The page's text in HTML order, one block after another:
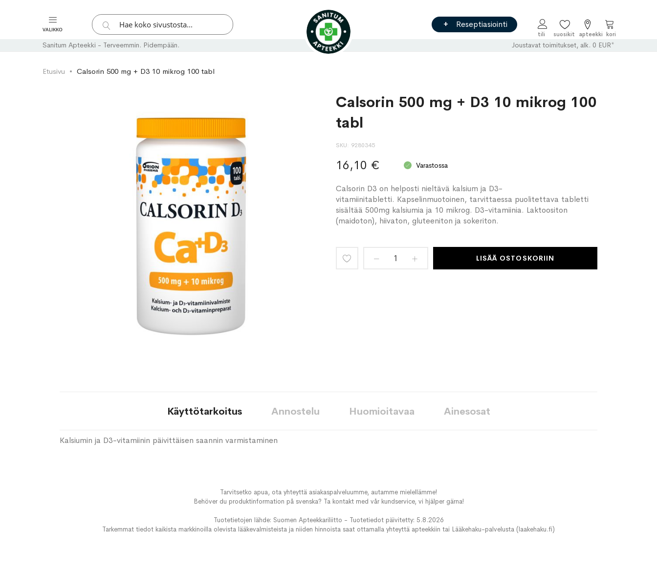
VALIKKO
Hae
Hae
Reseptiasiointi
Ostoskori
Sanitum Apteekki - Terveemmin. Pidempään. Joustavat toimitukset, alk. 0 EUR*
Etusivu Calsorin 500 mg + D3 10 mikrog 100 tabl
Calsorin 500 mg + D3 10 mikrog 100
tabl
SKU 9280345
16,10 € Varastossa
Calsorin D3 on helposti nieltävä kalsium ja D3-
vitamiinitabletti. Kapselinmuotoinen, tarvittaessa puolitettava tabletti
sisältää 500mg kalsiumia ja 10 mikrog. D3-vitamiinia. Laktoositon
(maidoton), hiivaton, gluteeniton ja sokeriton.
LISÄÄ OSTOSKORIIN
Käyttötarkoitus
Kalsiumin ja D3-vitamiinin päivittäisen saannin varmistaminen
Annostelu Huomioitavaa Ainesosat
Tarvitsetko apua, ota yhteyttä asiakaspalveluumme, autamme mielellämme!
Behöver du produktinformation på svenska? Ta kontakt med vår kundservice, vi hjälper gärna!
Tuotetietojen lähde: Suomen Apteekkariliitto - Tuotetiedot päivitetty: 5.8.2026
Tarkemmat tiedot kaikista markkinoilla olevista lääkevalmisteista ja niiden hinnoista saat ottamalla yhteyttä apteekkiin tai Lääkehaku-palvelusta (laakehaku.fi)